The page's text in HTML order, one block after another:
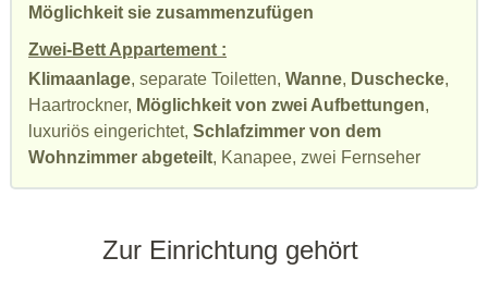
Möglichkeit sie zusammenzufügen
Zwei-Bett Appartement :
Klimaanlage, separate Toiletten, Wanne, Duschecke,
Haartrockner, Möglichkeit von zwei Aufbettungen,
luxuriös eingerichtet, Schlafzimmer von dem
Wohnzimmer abgeteilt, Kanapee, zwei Fernseher
Zur Einrichtung gehört